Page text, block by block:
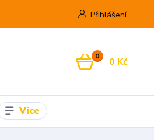
Přihlášení
0 0 Kč
Více